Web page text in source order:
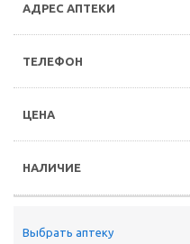
Выбрать аптеку